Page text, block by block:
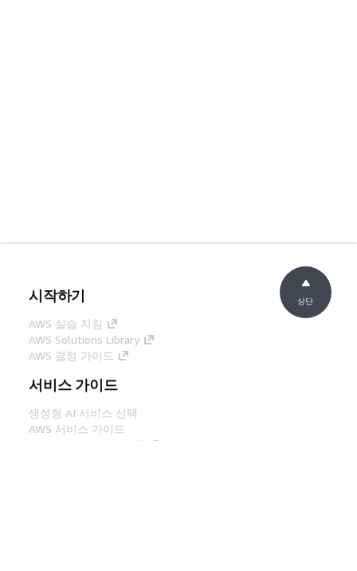
시작하기
AWS 실습 지침
AWS Solutions Library
AWS 결정 가이드
서비스 가이드
생성형 AI 서비스 선택
AWS 서비스 가이드
상단